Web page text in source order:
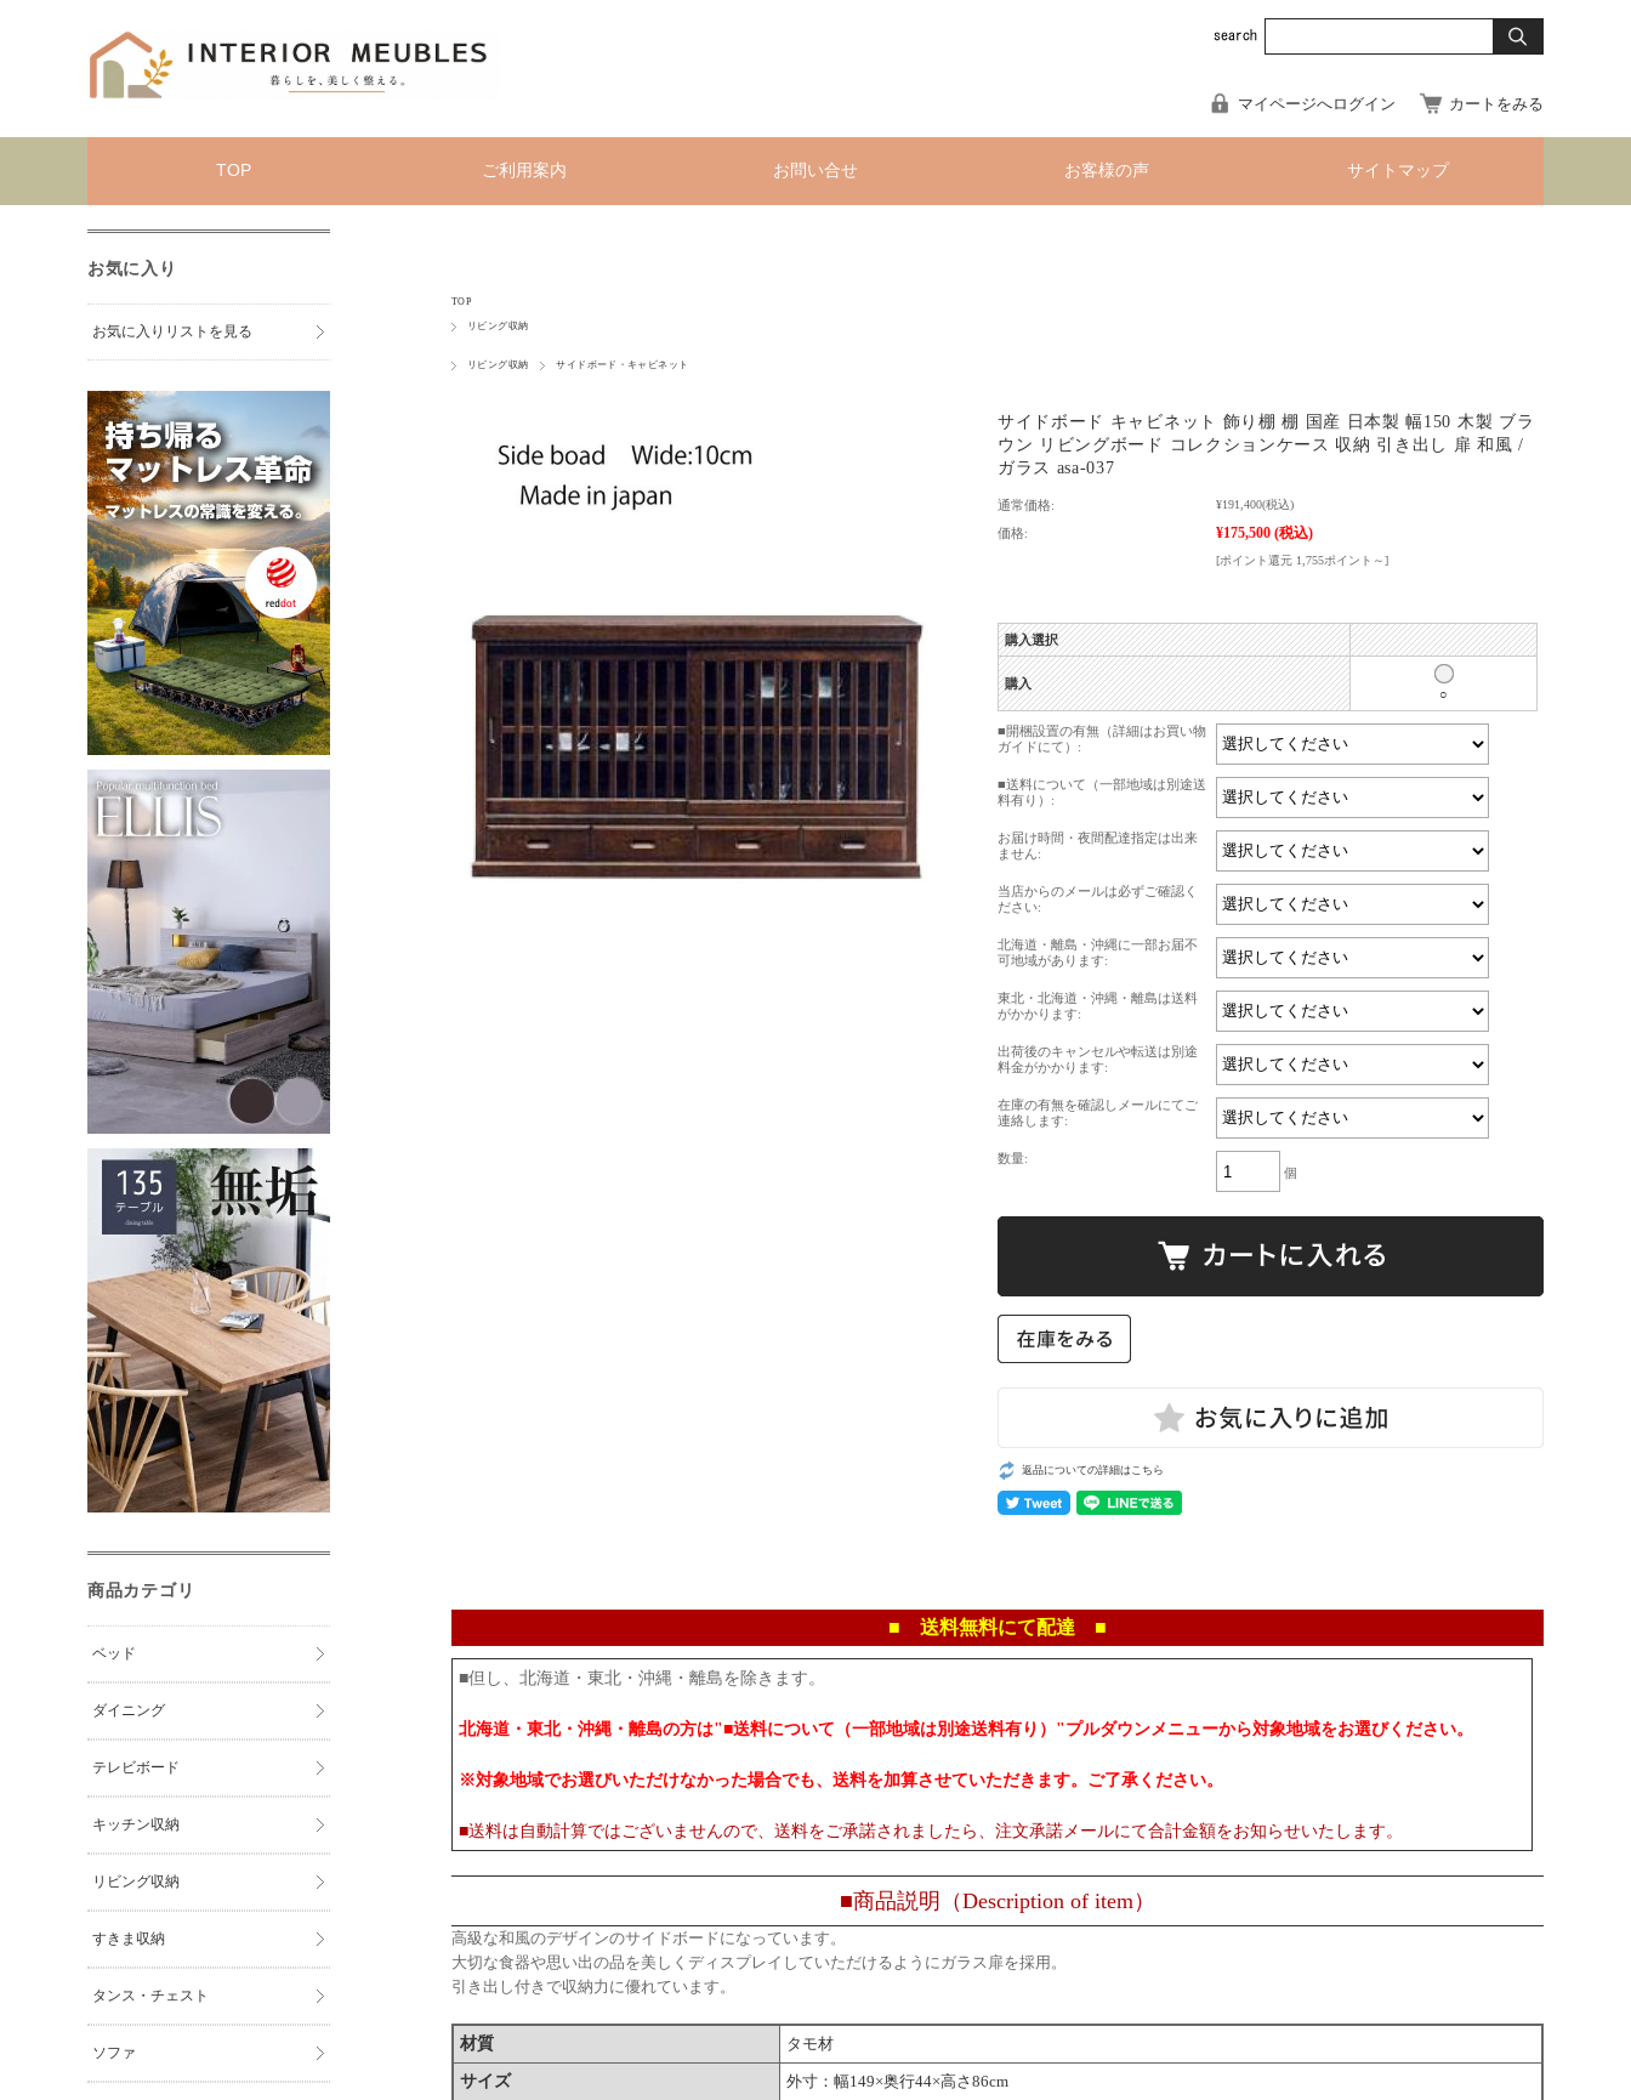
マイページへログイン カートをみる
TOP ご利用案内 お問い合せ お客様の声 サイトマップ
TOP
リビング収納
リビング収納 サイドボード・キャビネット
サイドボード キャビネット 飾り棚 棚 国産 日本製 幅150 木製 ブラ
ウン リビングボード コレクションケース 収納 引き出し 扉 和風 /
ガラス asa-037
通常価格: ¥191,400(税込)
価格: ¥175,500 (税込)
[ポイント還元 1,755ポイント～]
購入選択
購入
○
■開梱設置の有無（詳細はお買い物
ガイドにて）:
■送料について（一部地域は別途送
料有り）:
お届け時間・夜間配達指定は出来
ません:
当店からのメールは必ずご確認く
ださい:
北海道・離島・沖縄に一部お届不
可地域があります:
東北・北海道・沖縄・離島は送料
がかかります:
出荷後のキャンセルや転送は別途
料金がかかります:
在庫の有無を確認しメールにてご
連絡します:
数量:
個
返品についての詳細はこちら
■ 送料無料にて配達 ■
■但し、北海道・東北・沖縄・離島を除きます。
北海道・東北・沖縄・離島の方は"■送料について（一部地域は別途送料有り）"プルダウンメニューから対象地域をお選びください。
※対象地域でお選びいただけなかった場合でも、送料を加算させていただきます。ご了承ください。
■送料は自動計算ではございませんので、送料をご承諾されましたら、注文承諾メールにて合計金額をお知らせいたします。
■商品説明（Description of item）
高級な和風のデザインのサイドボードになっています。
大切な食器や思い出の品を美しくディスプレイしていただけるようにガラス扉を採用。
引き出し付きで収納力に優れています。
材質 タモ材
サイズ 外寸：幅149×奥行44×高さ86cm
お気に入り
お気に入りリストを見る
商品カテゴリ
ベッド
ダイニング
テレビボード
キッチン収納
リビング収納
すきま収納
タンス・チェスト
ソファ